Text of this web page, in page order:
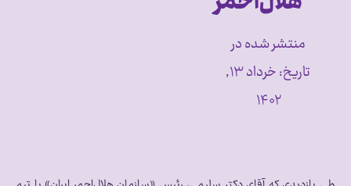
منتشر شده در
تاریخ:
خرداد ۱۳,
۱۴۰۲